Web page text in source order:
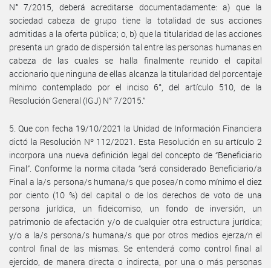
N° 7/2015, deberá acreditarse documentadamente: a) que la
sociedad cabeza de grupo tiene la totalidad de sus acciones
admitidas a la oferta pública; o, b) que la titularidad de las acciones
presenta un grado de dispersión tal entre las personas humanas en
cabeza de las cuales se halla finalmente reunido el capital
accionario que ninguna de ellas alcanza la titularidad del porcentaje
mínimo contemplado por el inciso 6°, del artículo 510, de la
Resolución General (IGJ) N° 7/2015.”
5. Que con fecha 19/10/2021 la Unidad de Información Financiera
dictó la Resolución Nº 112/2021. Esta Resolución en su artículo 2
incorpora una nueva definición legal del concepto de “Beneficiario
Final”. Conforme la norma citada “será considerado Beneficiario/a
Final a la/s persona/s humana/s que posea/n como mínimo el diez
por ciento (10 %) del capital o de los derechos de voto de una
persona jurídica, un fideicomiso, un fondo de inversión, un
patrimonio de afectación y/o de cualquier otra estructura jurídica;
y/o a la/s persona/s humana/s que por otros medios ejerza/n el
control final de las mismas. Se entenderá como control final al
ejercido, de manera directa o indirecta, por una o más personas